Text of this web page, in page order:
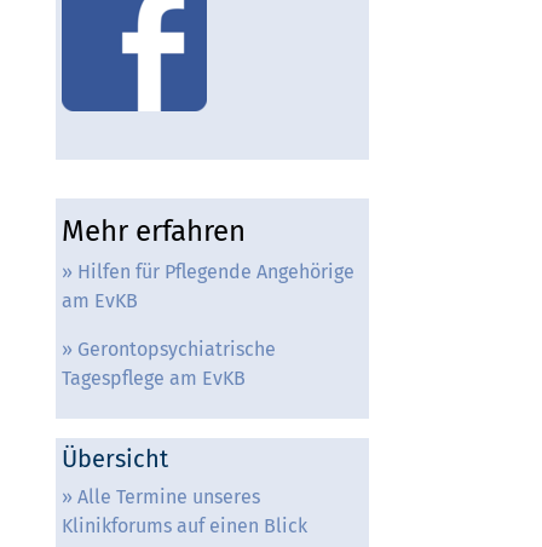
Mehr erfahren
Hilfen für Pflegende Angehörige
am EvKB
Gerontopsychiatrische
Tagespflege am EvKB
Übersicht
Alle Termine unseres
Klinikforums auf einen Blick